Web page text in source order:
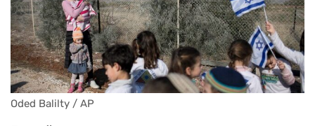
Oded Balilty / AP